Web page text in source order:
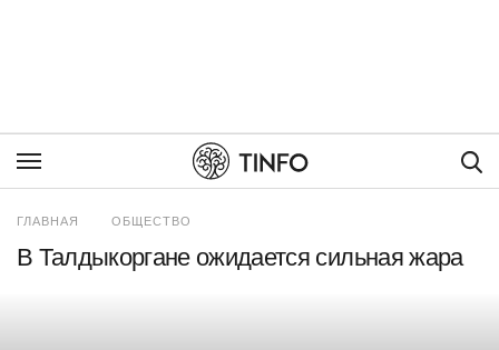
ГЛАВНАЯ ОБЩЕСТВО
В Талдыкоргане ожидается сильная жара